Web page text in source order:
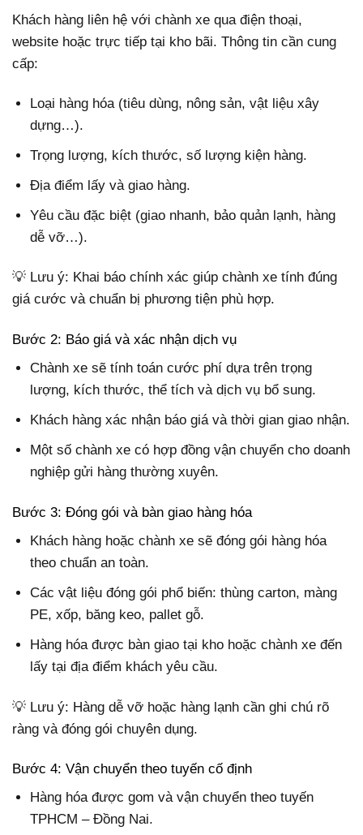
Khách hàng liên hệ với chành xe qua điện thoại,
website hoặc trực tiếp tại kho bãi. Thông tin cần cung
cấp:
Loại hàng hóa (tiêu dùng, nông sản, vật liệu xây
dựng…).
Trọng lượng, kích thước, số lượng kiện hàng.
Địa điểm lấy và giao hàng.
Yêu cầu đặc biệt (giao nhanh, bảo quản lạnh, hàng
dễ vỡ…).
💡 Lưu ý: Khai báo chính xác giúp chành xe tính đúng
giá cước và chuẩn bị phương tiện phù hợp.
Bước 2: Báo giá và xác nhận dịch vụ
Chành xe sẽ tính toán cước phí dựa trên trọng
lượng, kích thước, thể tích và dịch vụ bổ sung.
Khách hàng xác nhận báo giá và thời gian giao nhận.
Một số chành xe có hợp đồng vận chuyển cho doanh
nghiệp gửi hàng thường xuyên.
Bước 3: Đóng gói và bàn giao hàng hóa
Khách hàng hoặc chành xe sẽ đóng gói hàng hóa
theo chuẩn an toàn.
Các vật liệu đóng gói phổ biến: thùng carton, màng
PE, xốp, băng keo, pallet gỗ.
Hàng hóa được bàn giao tại kho hoặc chành xe đến
lấy tại địa điểm khách yêu cầu.
💡 Lưu ý: Hàng dễ vỡ hoặc hàng lạnh cần ghi chú rõ
ràng và đóng gói chuyên dụng.
Bước 4: Vận chuyển theo tuyến cố định
Hàng hóa được gom và vận chuyển theo tuyến
TPHCM – Đồng Nai.